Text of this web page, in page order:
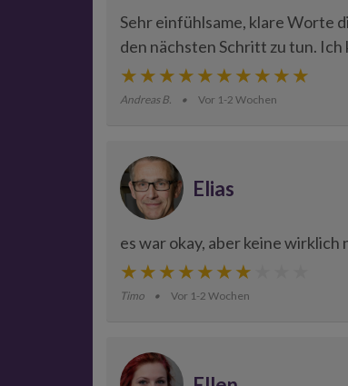
Sehr einfühlsame, klare Worte
den nächsten Schritt zu tun.
Andreas B. Vor 1-2 Wochen
Elias
es war okay, aber keine
Timo Vor 1-2 Wochen